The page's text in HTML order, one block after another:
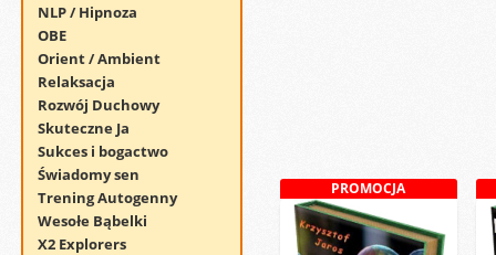
NLP / Hipnoza
OBE
Orient / Ambient
Relaksacja
Rozwój Duchowy
Skuteczne Ja
Sukces i bogactwo
Świadomy sen
Trening Autogenny
Wesołe Bąbelki
X2 Explorers
PROMOCJA